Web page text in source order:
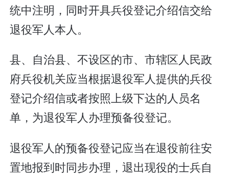
统中注明，同时开具兵役登记介绍信交给
退役军人本人。
县、自治县、不设区的市、市辖区人民政
府兵役机关应当根据退役军人提供的兵役
登记介绍信或者按照上级下达的人员名
单，为退役军人办理预备役登记。
退役军人的预备役登记应当在退役前往安
置地报到时同步办理，退出现役的士兵自